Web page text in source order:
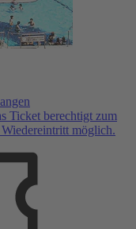
Ticket berechtigt zum
möglich.